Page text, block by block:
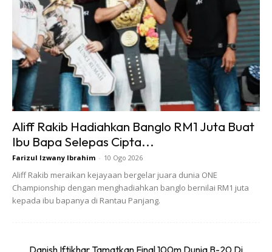
mendapati bahawa lesung pipit adalah antara punca
menambahkan lagi daya penarik seseorang secara semula
jadi.
Kalau bergambar pula, bagaimana pun rupa atau
â€˜moodâ€™ anda ketika memandang kamera, wajah
anda tetap menawan walaupun hanya dengan sedikit
senyuman yang dipaksa. Untung!
Aliff Rakib Hadiahkan Banglo RM1 Juta Buat
Ibu Bapa Selepas Cipta...
Farizul Izwany Ibrahim - 10 Ogo 2026
Aliff Rakib meraikan kejayaan bergelar juara dunia ONE
Championship dengan menghadiahkan banglo bernilai RM1 juta
kepada ibu bapanya di Rantau Panjang.
Danish Iftikhar Tamatkan Final 100m Dunia B-20 Di